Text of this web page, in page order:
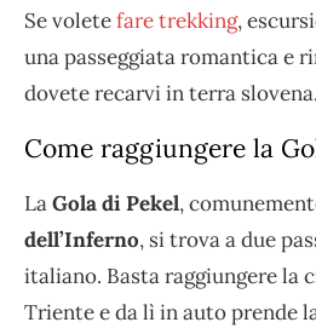
Se voletefare trekking,
una passeggiata romantica e
dovete recarvi in terra slovena.
Come raggiungere la
LaGola di Pekel,
dell’Inferno, si trova a due
italiano. Basta raggiungere la
Triente e da lì in auto prende